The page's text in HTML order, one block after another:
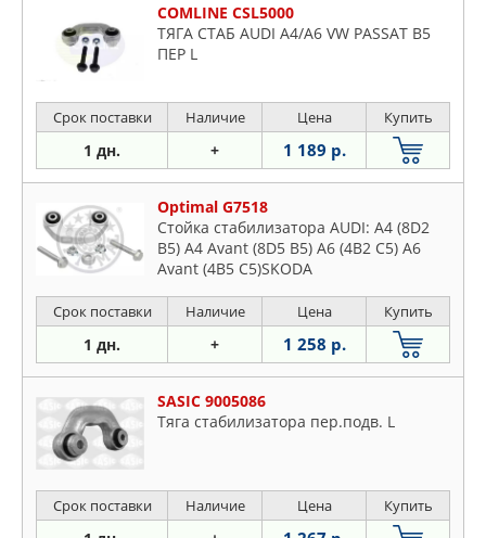
COMLINE CSL5000
ТЯГА СТАБ AUDI A4/A6 VW PASSAT B5
ПЕР L
Срок поставки Наличие Цена Купить
1 дн. + 1 189 р.
Optimal G7518
Стойка стабилизатора AUDI: A4 (8D2
B5) A4 Avant (8D5 B5) A6 (4B2 C5) A6
Avant (4B5 C5)SKODA
Срок поставки Наличие Цена Купить
1 дн. + 1 258 р.
SASIC 9005086
Тяга стабилизатора пер.подв. L
Срок поставки Наличие Цена Купить